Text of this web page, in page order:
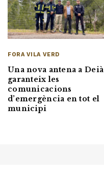
FORA VILA VERD
Una nova antena a Deià
garanteix les
comunicacions
d’emergència en tot el
municipi